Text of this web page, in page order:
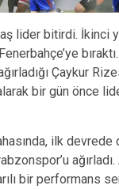
lider bitirdi. İkinci
Çaykur
bir gün önce
ilk devrede
bir performans